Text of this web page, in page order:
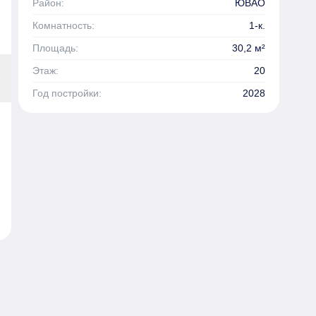
Район:
ЮВАО
Комнатность:
1-к.
Площадь:
30,2 м²
Этаж:
20
Год постройки:
2028